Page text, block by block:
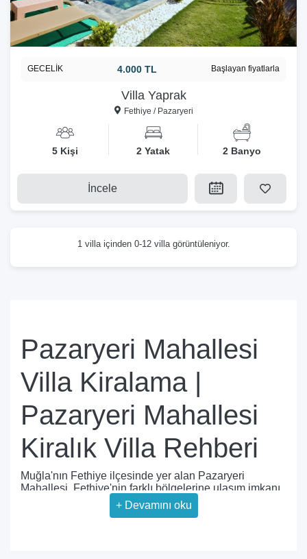
Villa Yaprak
Fethiye / Pazaryeri
GECELİK 4.000 TL Başlayan fiyatlarla
5 Kişi 2 Yatak 2 Banyo
İncele
1 villa içinden 0-12 villa görüntüleniyor.
Pazaryeri Mahallesi
Villa Kiralama |
Pazaryeri Mahallesi
Kiralık Villa Rehberi
Muğla'nın Fethiye ilçesinde yer alan Pazaryeri
Mahallesi, Fethiye'nin farklı bölgelerine ulaşım imkanı
sağlayan konumu ve villa konaklama seçenekleriyle
tatil planlayanların değerlendirebileceği bölgelerden
+ Devamını oku